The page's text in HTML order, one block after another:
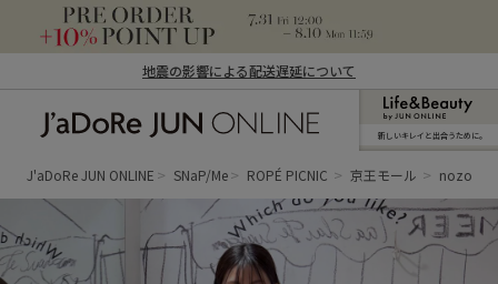
地震の影響による配送遅延について
ン オンライン）
新しいキレイと出合うために。
J'aDoRe JUN ONLINE SNaP/Me ROPÉ PICNIC 京王モール nozomi